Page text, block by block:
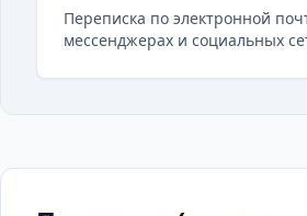
Переписка по электронной
мессенджерах и социальных